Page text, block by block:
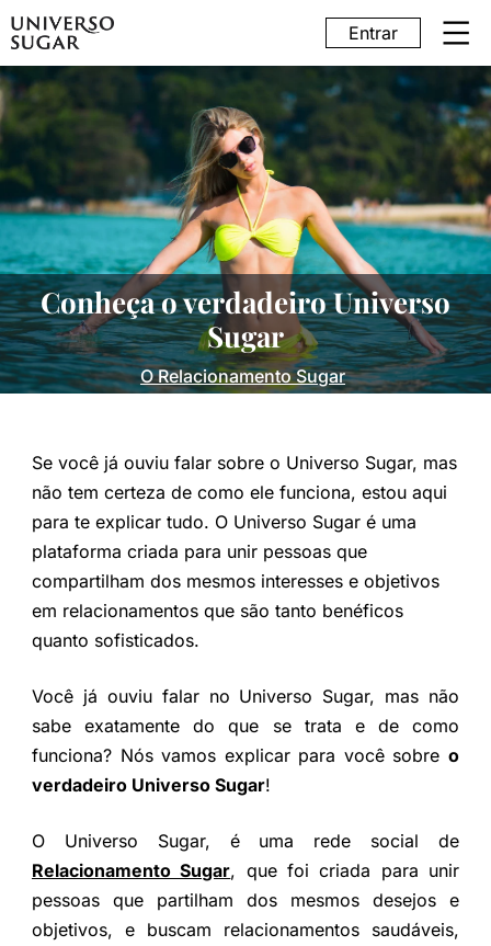
Entrar
Conheça o verdadeiro Universo
Sugar
O Relacionamento Sugar
Se você já ouviu falar sobre o Universo Sugar, mas
não tem certeza de como ele funciona, estou aqui
para te explicar tudo. O Universo Sugar é uma
plataforma criada para unir pessoas que
compartilham dos mesmos interesses e objetivos
em relacionamentos que são tanto benéficos
quanto sofisticados.
Você já ouviu falar no Universo Sugar, mas não
sabe exatamente do que se trata e de como
funciona? Nós vamos explicar para você sobreo
verdadeiro Universo Sugar!
O Universo Sugar, é uma rede social de
Relacionamento Sugar, que foi criada para unir
pessoas que partilham dos mesmos desejos e
objetivos, e buscam relacionamentos saudáveis,